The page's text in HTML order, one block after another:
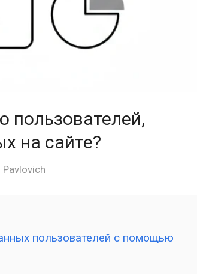
пользователей,
на сайте?
пользователей с помощью